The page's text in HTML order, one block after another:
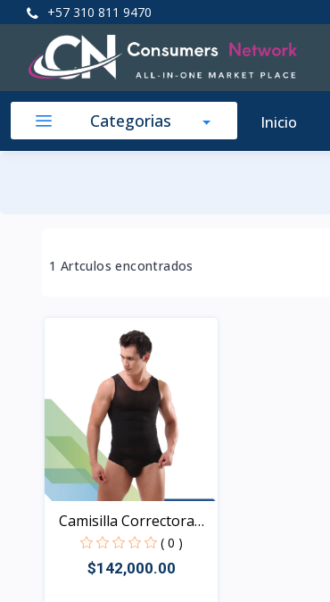
+57 310 811 9470
Categorias Inicio
1 Artculos encontrados
Camisilla Correctora
de...
( 0 )
$142,000.00